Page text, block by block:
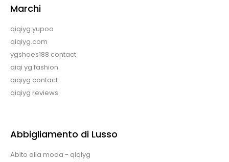
Marchi
qiqiyg yupoo
qiqiyg.com
ygshoes188 contact
qiqi yg fashion
qiqiyg contact
qiqiyg reviews
Abbigliamento di Lusso
Abito alla moda - qiqiyg